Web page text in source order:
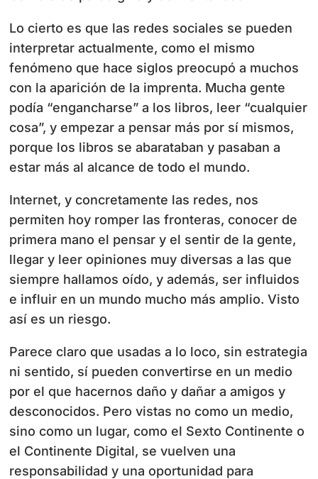
Lo cierto es que las redes sociales se pueden
interpretar actualmente, como el mismo
fenómeno que hace siglos preocupó a muchos
con la aparición de la imprenta. Mucha gente
podía “engancharse” a los libros, leer “cualquier
cosa”, y empezar a pensar más por sí mismos,
porque los libros se abarataban y pasaban a
estar más al alcance de todo el mundo.
Internet, y concretamente las redes, nos
permiten hoy romper las fronteras, conocer de
primera mano el pensar y el sentir de la gente,
llegar y leer opiniones muy diversas a las que
siempre hallamos oído, y además, ser influidos
e influir en un mundo mucho más amplio. Visto
así es un riesgo.
Parece claro que usadas a lo loco, sin estrategia
ni sentido, sí pueden convertirse en un medio
por el que hacernos daño y dañar a amigos y
desconocidos. Pero vistas no como un medio,
sino como un lugar, como el Sexto Continente o
el Continente Digital, se vuelven una
responsabilidad y una oportunidad para